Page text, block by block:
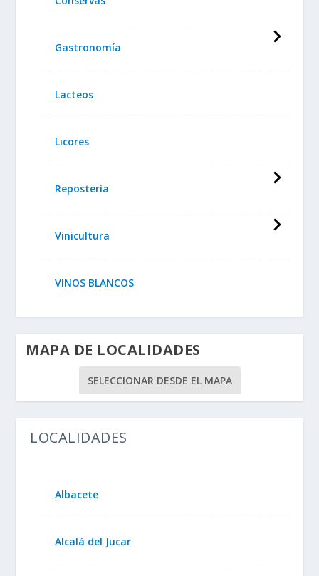
Gastronomía
Lacteos
Licores
Repostería
Vinicultura
VINOS BLANCOS
MAPA DE LOCALIDADES
SELECCIONAR DESDE EL MAPA
LOCALIDADES
Albacete
Alcalá del Jucar